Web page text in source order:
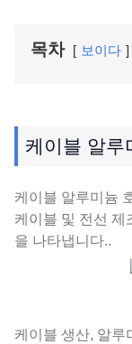
목차 보이다
케이블 알루
케이블 알루미늄
케이블 및 전선 제
을 나타냅니다..
케이블 생산, 알루